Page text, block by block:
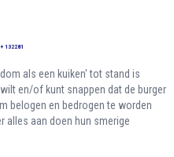
+ 132281
als een kuiken' tot stand is
en/of kunt snappen dat de burger
belogen en bedrogen te worden
alles aan doen hun smerige